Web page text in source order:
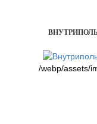
/webp/assets/